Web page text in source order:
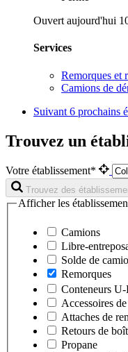
Ouvert aujourd'hui
Services
Remorques et
Camions de
Suivant 6 prochains
Trouvez un
Votre établissement*
Trouvez des
Afficher les
Camions
Libre-
Solde de
Remorques
Conteneurs U-
Accessoires
Attaches de
Retours de
Propane